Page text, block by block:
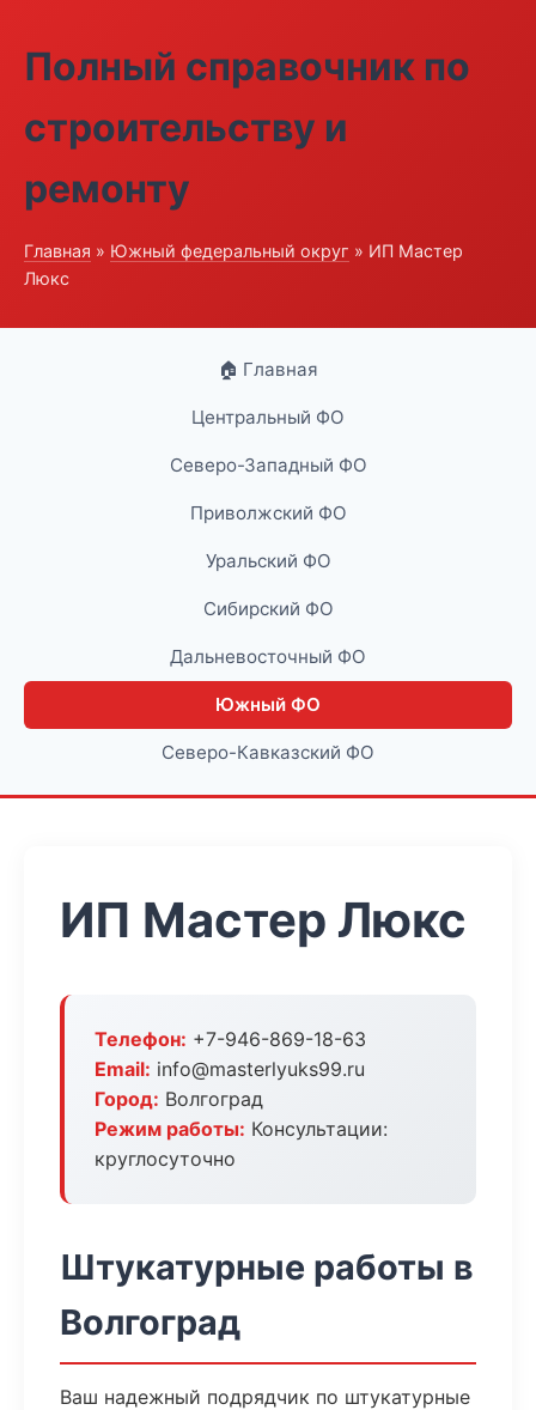
Полный справочник по
строительству и
ремонту
Главная » Южный федеральный округ » ИП Мастер
Люкс
🏠 Главная
Центральный ФО
Северо-Западный ФО
Приволжский ФО
Уральский ФО
Сибирский ФО
Дальневосточный ФО
Южный ФО
Северо-Кавказский ФО
ИП Мастер Люкс
Телефон: +7-946-869-18-63
Email: info@masterlyuks99.ru
Город: Волгоград
Режим работы: Консультации:
круглосуточно
Штукатурные работы в
Волгоград
Ваш надежный подрядчик по штукатурные